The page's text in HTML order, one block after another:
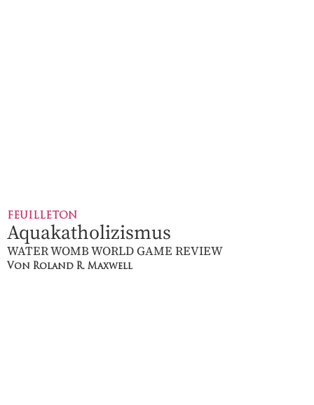
FEUILLETON
Aquakatholizismus
WATER WOMB WORLD GAME REVIEW
Von Roland R. Maxwell